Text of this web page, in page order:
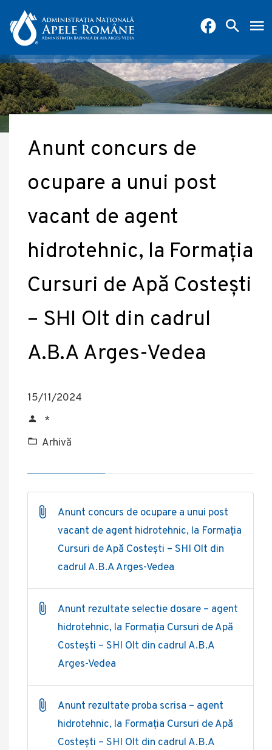
Anunt concurs de
ocupare a unui post
vacant de agent
hidrotehnic, la Formația
Cursuri de Apă Costești
– SHI Olt din cadrul
A.B.A Arges-Vedea
15/11/2024
*
Arhivă
Anunt concurs de ocupare a unui post
vacant de agent hidrotehnic, la Formația
Cursuri de Apă Costești – SHI Olt din
cadrul A.B.A Arges-Vedea
Anunt rezultate selectie dosare – agent
hidrotehnic, la Formația Cursuri de Apă
Costești – SHI Olt din cadrul A.B.A
Arges-Vedea
Anunt rezultate proba scrisa – agent
hidrotehnic, la Formația Cursuri de Apă
Costești – SHI Olt din cadrul A.B.A